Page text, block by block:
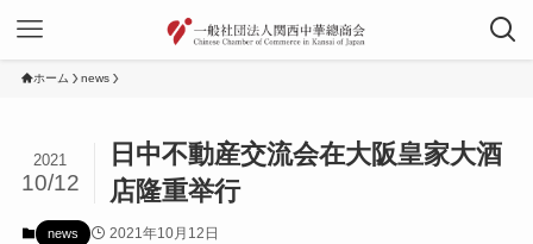
ホーム news
日中不動産交流会在大阪皇家大酒
店隆重举行
2021
10/12
news 2021年10月12日